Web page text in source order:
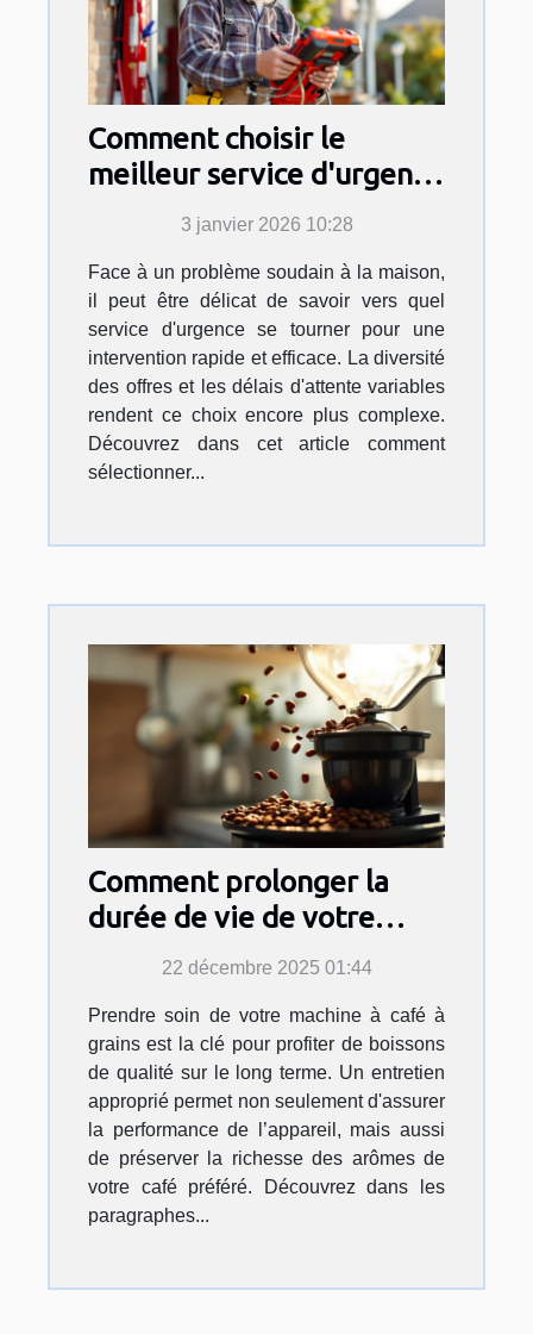
Comment choisir le
meilleur service d'urgence
pour vos travaux
domestiques ?
3 janvier 2026 10:28
Face à un problème soudain à la maison,
il peut être délicat de savoir vers quel
service d'urgence se tourner pour une
intervention rapide et efficace. La diversité
des offres et les délais d'attente variables
rendent ce choix encore plus complexe.
Découvrez dans cet article comment
sélectionner...
Comment prolonger la
durée de vie de votre
machine à café à grains ?
22 décembre 2025 01:44
Prendre soin de votre machine à café à
grains est la clé pour profiter de boissons
de qualité sur le long terme. Un entretien
approprié permet non seulement d'assurer
la performance de l’appareil, mais aussi
de préserver la richesse des arômes de
votre café préféré. Découvrez dans les
paragraphes...